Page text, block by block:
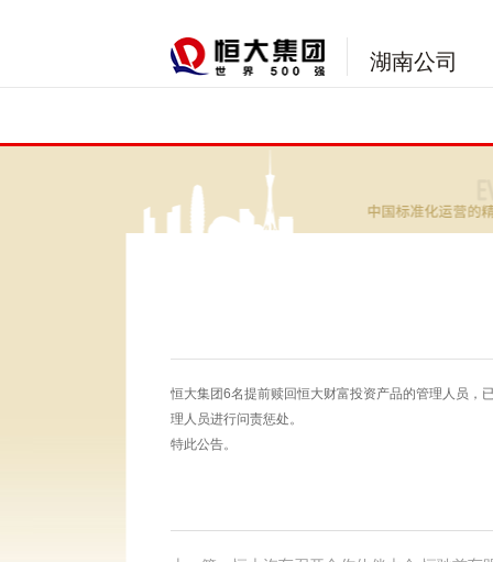
湖南公司
恒大集团6名提前赎回恒大财富投资产品的管理人员，
理人员进行问责惩处。
特此公告。